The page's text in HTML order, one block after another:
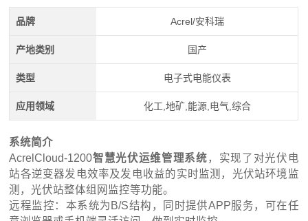
品牌 Acrel/安科瑞
产地类别 国产
类型 电子式电能仪表
应用领域 化工,地矿,能源,电气,综合
系统简介
AcrelCloud-1200智慧光伏运维管理系统，实现了对光伏电
站各逆变器发电效率及发电收益的实时监测，光伏站环境监
测，光伏站整体组网监控等功能。
远程监控：本系统为B/S结构，同时提供APP服务，可在任